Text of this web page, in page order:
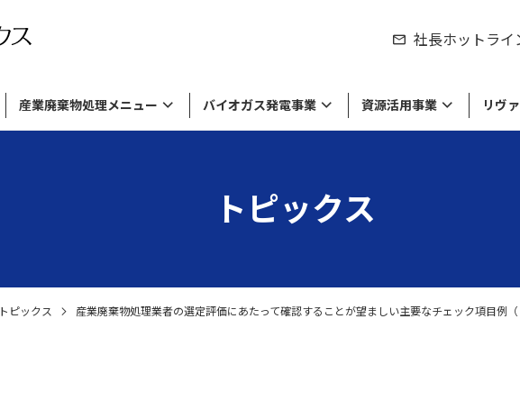
労働環境の取り組み
産業廃棄物処理メニュー
食品廃棄物の処理・リサイクル
収集運搬
バイオガス発電事業 資源活用事業 リヴ
私たちの役割
社長ホットライ
トピックス
トピックス 産業廃棄物処理業者の選定評価にあたって確認することが望ましい主要なチェック項目例（